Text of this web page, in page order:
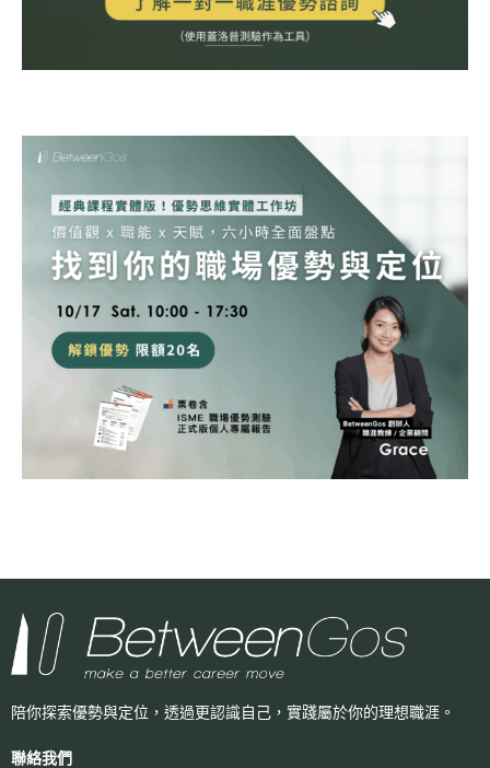
陪你探索優勢與定位，透過更認識自己， 實踐屬於你的理想職涯。
聯絡我們